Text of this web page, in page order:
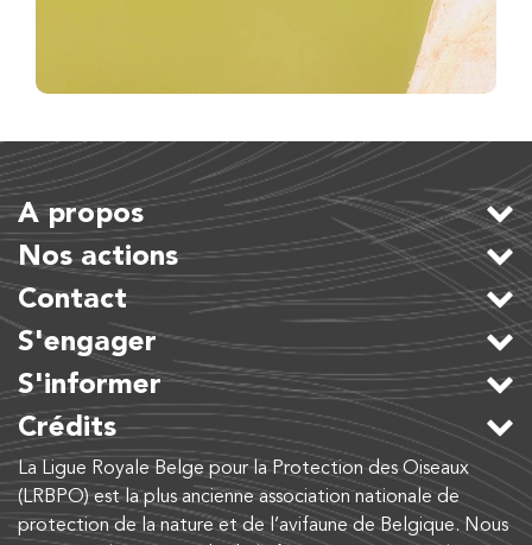
A propos
Nos actions
Contact
S'engager
S'informer
Crédits
La Ligue Royale Belge pour la Protection des Oiseaux
(LRBPO) est la plus ancienne association nationale de
protection de la nature et de l’avifaune de Belgique. Nous